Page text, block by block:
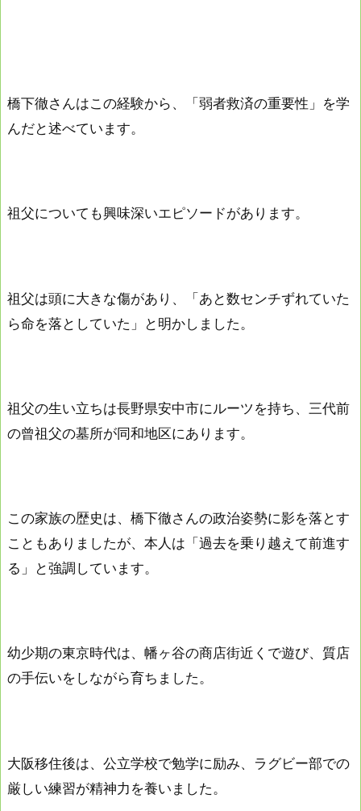
橋下徹さんはこの経験から、「弱者救済の重要性」を学
んだと述べています。
祖父についても興味深いエピソードがあります。
祖父は頭に大きな傷があり、「あと数センチずれていた
ら命を落としていた」と明かしました。
祖父の生い立ちは長野県安中市にルーツを持ち、三代前
の曾祖父の墓所が同和地区にあります。
この家族の歴史は、橋下徹さんの政治姿勢に影を落とす
こともありましたが、本人は「過去を乗り越えて前進す
る」と強調しています。
幼少期の東京時代は、幡ヶ谷の商店街近くで遊び、質店
の手伝いをしながら育ちました。
大阪移住後は、公立学校で勉学に励み、ラグビー部での
厳しい練習が精神力を養いました。